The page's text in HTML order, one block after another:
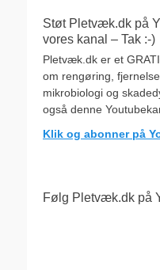
Støt Pletvæk.dk på
vores kanal – Tak :-)
Pletvæk.dk er et
om rengøring,
mikrobiologi og
også denne
Klik og abonner på
Følg Pletvæk.dk på